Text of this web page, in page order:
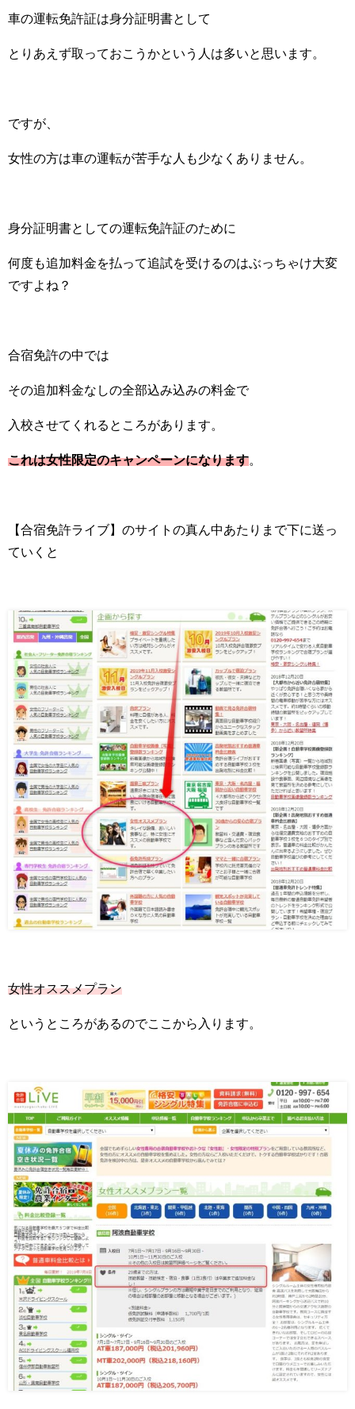
車の運転免許証は身分証明書として
とりあえず取っておこうかという人は多いと思います。
ですが、
女性の方は車の運転が苦手な人も少なくありません。
身分証明書としての運転免許証のために
何度も追加料金を払って追試を受けるのはぶっちゃけ大変
ですよね？
合宿免許の中では
その追加料金なしの全部込み込みの料金で
入校させてくれるところがあります。
これは女性限定のキャンペーンになります
【合宿免許ライブ】のサイトの真ん中あたりまで下に送っ
ていくと
女性オススメプラン
というところがあるのでここから入ります。